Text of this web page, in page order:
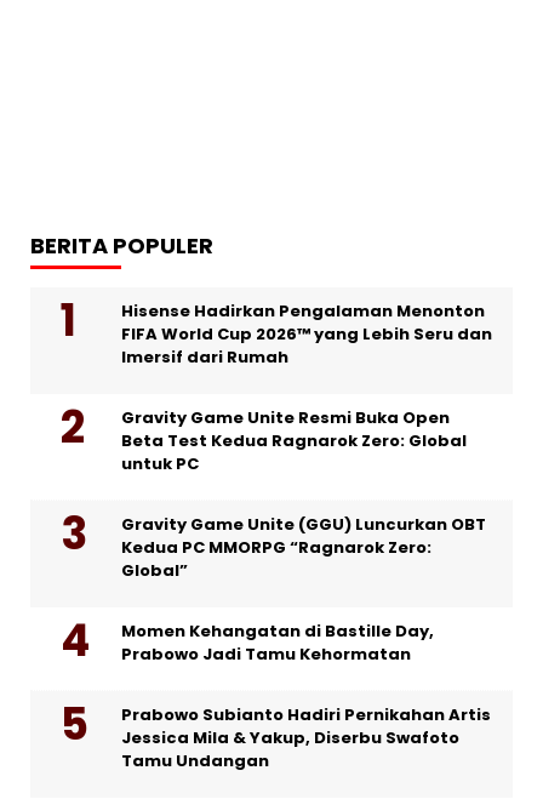
BERITA POPULER
Hisense Hadirkan Pengalaman Menonton
FIFA World Cup 2026™ yang Lebih Seru dan
Imersif dari Rumah
Gravity Game Unite Resmi Buka Open
Beta Test Kedua Ragnarok Zero: Global
untuk PC
Gravity Game Unite (GGU) Luncurkan OBT
Kedua PC MMORPG “Ragnarok Zero:
Global”
Momen Kehangatan di Bastille Day,
Prabowo Jadi Tamu Kehormatan
Prabowo Subianto Hadiri Pernikahan Artis
Jessica Mila & Yakup, Diserbu Swafoto
Tamu Undangan